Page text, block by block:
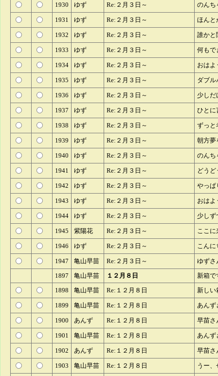
1930 ゆず Re:２月３日～ のん
1931 ゆず Re:２月３日～ ほん
1932 ゆず Re:２月３日～ 誰か
1933 ゆず Re:２月３日～ 何も
1934 ゆず Re:２月３日～ おは
1935 ゆず Re:２月３日～ ダブ
1936 ゆず Re:２月３日～ 少し
1937 ゆず Re:２月３日～ ひとに
1938 ゆず Re:２月３日～ ずっ
1939 ゆず Re:２月３日～ 朝方
1940 ゆず Re:２月３日～ のんち
1941 ゆず Re:２月３日～ どう
1942 ゆず Re:２月３日～ やっ
1943 ゆず Re:２月３日～ おは
1944 ゆず Re:２月３日～ 少し
1945 紫陽花 Re:２月３日～ ここ
1946 ゆず Re:２月３日～ こん
1947 亀山早苗 Re:２月３日～
ゆずさ
1897
亀山早苗 １２月８日
新箱で
1898
亀山早苗 Re:１２月８日 新し
1899 亀山早苗 Re:１２月８日 あんず
1900 あんず Re:１２月８日 早苗さ
1901 亀山早苗 Re:１２月８日 あん
1902 あんず Re:１２月８日 早苗
1903 亀山早苗 Re:１２月８日 うー